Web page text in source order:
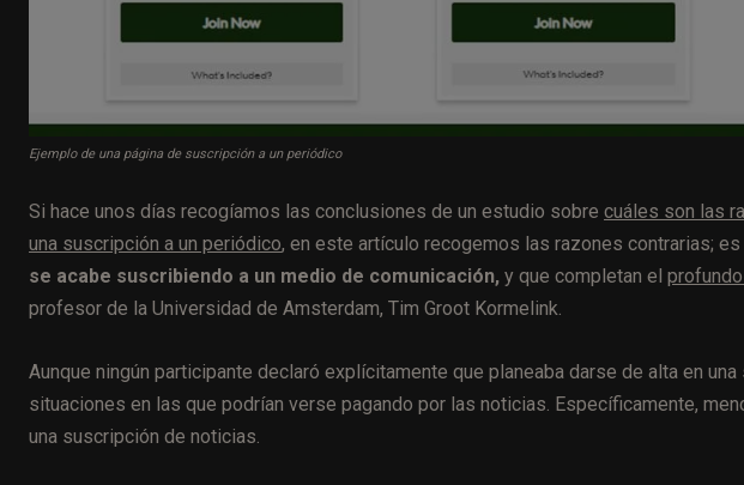
Ejemplo de una página de suscripción a un periódico
Si hace unos días recogíamos las conclusiones de un estudio sobre cuáles son las
una suscripción a un periódico, en este artículo recogemos las razones contrarias; es
se acabe suscribiendo a un medio de comunicación, y que completan el
profesor de la Universidad de Amsterdam, Tim Groot Kormelink.
Aunque ningún participante declaró explícitamente que planeaba darse de alta en
situaciones en las que podrían verse pagando por las noticias. Específicamente,
una suscripción de noticias.